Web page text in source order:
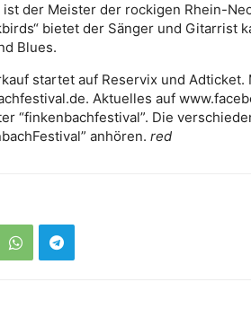
ist der Meister der rockigen Rhein-
bietet der Sänger und Gitarrist
Blues.
startet auf Reservix und Adticket.
Aktuelles auf
“finkenbachfestival”. Die
anhören. red